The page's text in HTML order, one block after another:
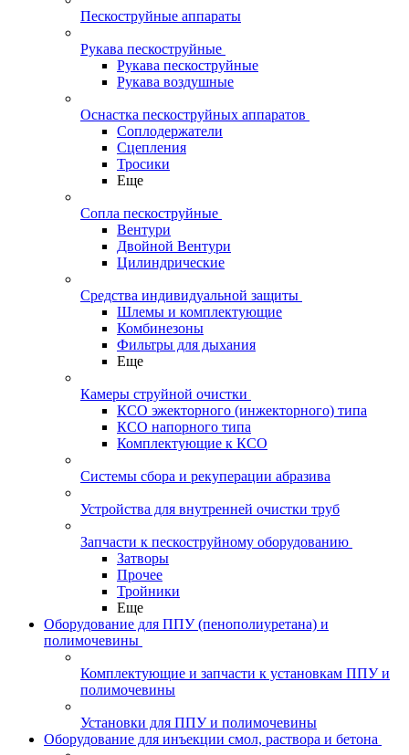
Пескоструйные аппараты
Рукава пескоструйные
Рукава пескоструйные
Рукава воздушные
Оснастка пескоструйных аппаратов
Соплодержатели
Сцепления
Тросики
Еще
Сопла пескоструйные
Вентури
Двойной Вентури
Цилиндрические
Средства индивидуальной защиты
Шлемы и комплектующие
Комбинезоны
Фильтры для дыхания
Еще
Камеры струйной очистки
КСО эжекторного (инжекторного) типа
КСО напорного типа
Комплектующие к КСО
Системы сбора и рекуперации абразива
Устройства для внутренней очистки труб
Запчасти к пескоструйному оборудованию
Затворы
Прочее
Тройники
Еще
Оборудование для ППУ (пенополиуретана) и
полимочевины
Комплектующие и запчасти к установкам ППУ и
полимочевины
Установки для ППУ и полимочевины
Оборудование для инъекции смол, раствора и бетона